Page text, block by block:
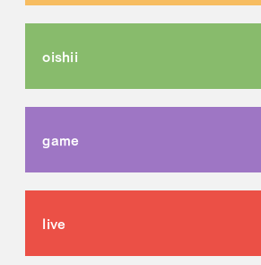
oishii
game
live